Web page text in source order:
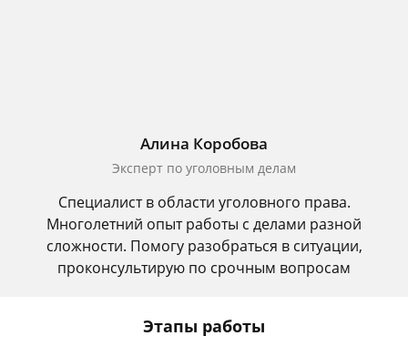
Алина Коробова
Эксперт по уголовным делам
Специалист в области уголовного права.
Многолетний опыт работы с делами разной
сложности. Помогу разобраться в ситуации,
проконсультирую по срочным вопросам
Этапы работы